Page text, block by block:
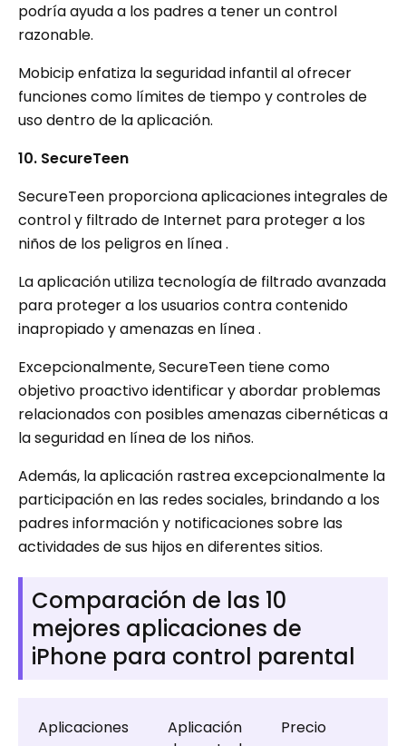
podría ayuda a los padres a tener un control
razonable.
Mobicip enfatiza la seguridad infantil al ofrecer
funciones como límites de tiempo y controles de
uso dentro de la aplicación.
10. SecureTeen
SecureTeen proporciona aplicaciones integrales de
control y filtrado de Internet para proteger a los
niños de los peligros en línea .
La aplicación utiliza tecnología de filtrado avanzada
para proteger a los usuarios contra contenido
inapropiado y amenazas en línea .
Excepcionalmente, SecureTeen tiene como
objetivo proactivo identificar y abordar problemas
relacionados con posibles amenazas cibernéticas a
la seguridad en línea de los niños.
Además, la aplicación rastrea excepcionalmente la
participación en las redes sociales, brindando a los
padres información y notificaciones sobre las
actividades de sus hijos en diferentes sitios.
Comparación de las 10
mejores aplicaciones de
iPhone para control parental
Aplicaciones
Aplicación
Precio